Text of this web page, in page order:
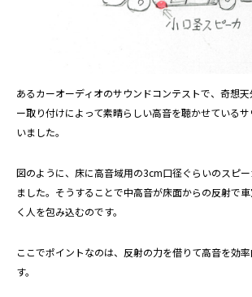
あるカーオーディオのサウンドコンテストで、奇想
ー取り付けによって素晴らしい高音を聴かせている
いました。
図のように、床に高音域用の3cm口径ぐらいのスピ
ました。そうすることで中高音が床面からの反射で
く人を包み込むのです。
ここでポイントなのは、反射の力を借りて高音を効
す。